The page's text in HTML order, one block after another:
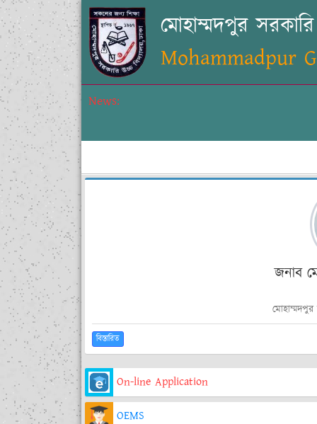
মোহাম্মদপুর
Mohammadpur
News:
জনাব
মোহাম্মদপুর
বিস্তারিত
On-line Application
OEMS